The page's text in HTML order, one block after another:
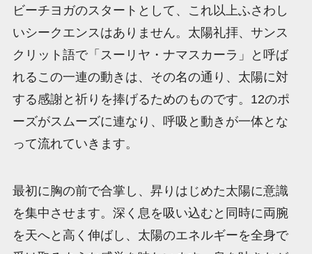
ビーチヨガのスタートとして、これ以上ふさわし
いシークエンスはありません。太陽礼拝、サンス
クリット語で「スーリヤ・ナマスカーラ」と呼ば
れるこの一連の動きは、その名の通り、太陽に対
する感謝と祈りを捧げるためのものです。12のポ
ーズがスムーズに連なり、呼吸と動きが一体とな
って流れていきます。
最初に胸の前で合掌し、昇りはじめた太陽に意識
を集中させます。深く息を吸い込むと同時に両腕
を天へと高く伸ばし、太陽のエネルギーを全身で